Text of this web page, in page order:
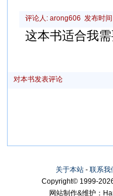
评论人: arong606 发布时
这本书适合我
对本书发表评论
关于本站 - 联系我
Copyright© 1999-
网站制作&维护：